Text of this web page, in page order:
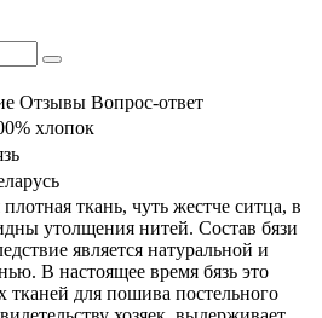
Отзывы Вопрос-ответ
хлопок
ткань, чуть жестче ситца, в
утолщения нитей. Состав бязи
является натуральной и
В настоящее время бязь это
тканей для пошива постельного